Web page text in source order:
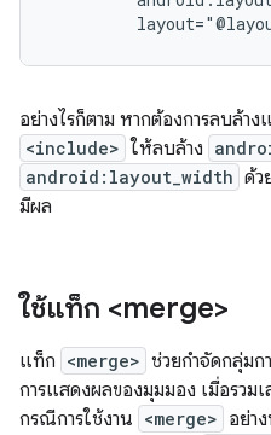
อย่างไรก็ตาม หากต้องการลบล้า
<include> ให้ลบล้าง
android:layout_width ด้ว
มีผล
ใช้แท็ก <merge>
แท็ก <merge> ช่วยกำจัดกลุ่ม
การแสดงผลของมุมมอง เมื่อรวม
กรณีการใช้งาน <merge> อย่า